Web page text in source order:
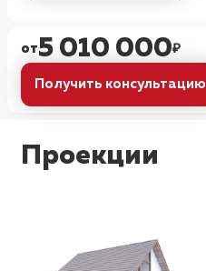
от5 010 000₽
Получить консультацию
Проекции